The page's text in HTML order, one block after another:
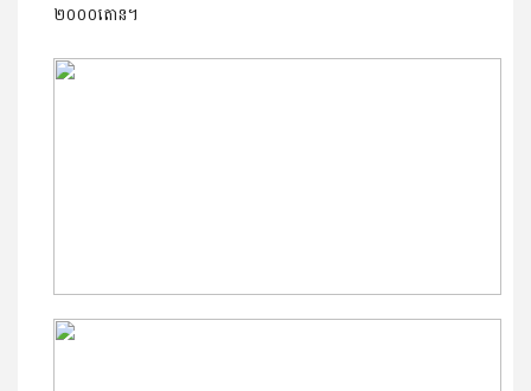
២០០០តោន។